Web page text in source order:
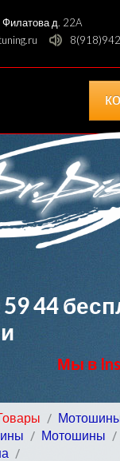
Филатова д. 22A
44
Мы в
Мотошины